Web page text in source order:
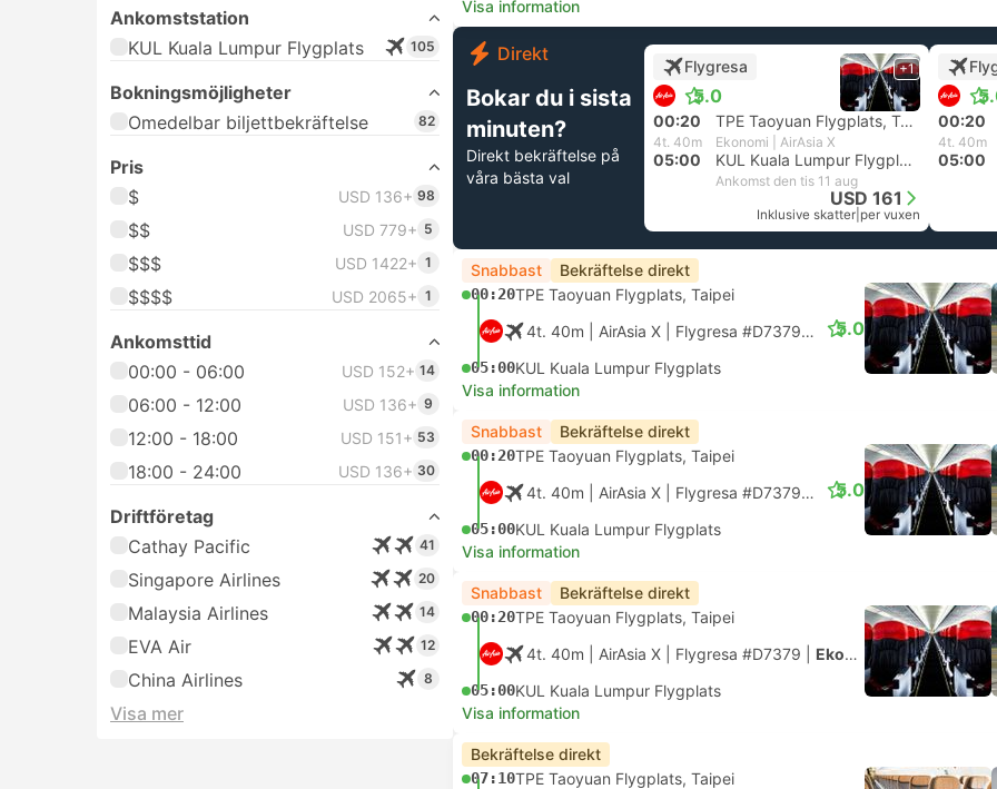
Ankomststation
KUL Kuala Lumpur Flygplats
105
Bokningsmöjligheter
Omedelbar biljettbekräftelse
82
Pris
$
USD 136+ 98
$$ USD 779+ 5
$$$ USD 1422+ 1
$$$$ USD 2065+ 1
Ankomsttid
00:00 - 06:00
USD 152+ 14
06:00 - 12:00 USD 136+ 9
12:00 - 18:00 USD 151+ 53
18:00 - 24:00 USD 136+ 30
Driftföretag
Cathay Pacific
41
Singapore Airlines 20
Malaysia Airlines 14
EVA Air 12
China Airlines 8
Visa mer
Visa information
Direkt
Bokar du i sista
minuten?
Direkt bekräftelse på
våra bästa val
Flygresa
5.0
+1
00:20 TPE Taoyuan Flygplats, Taipei
4t. 40m Ekonomi | AirAsia X
05:00 KUL Kuala Lumpur Flygplats
Ankomst den tis 11 aug
USD 161
Inklusive skatter per vuxen
00:20
4t. 40m
05:00
Snabbast Bekräftelse direkt
00:20TPE Taoyuan Flygplats, Taipei
4t. 40m | AirAsia X Flygresa #D7379| Ekonomi
05:00KUL Kuala Lumpur Flygplats
5.0
Visa information
Snabbast Bekräftelse direkt
00:20TPE Taoyuan Flygplats, Taipei
4t. 40m | AirAsia X Flygresa #D7379| Ekonomi
05:00KUL Kuala Lumpur Flygplats
5.0
Visa information
Snabbast Bekräftelse direkt
00:20TPE Taoyuan Flygplats, Taipei
4t. 40m | AirAsia X Flygresa #D7379 Ekonomi
05:00KUL Kuala Lumpur Flygplats
Visa information
Bekräftelse direkt
07:10TPE Taoyuan Flygplats, Taipei